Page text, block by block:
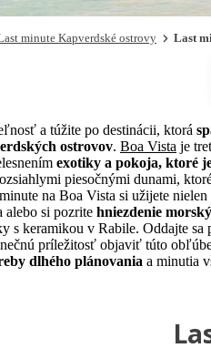
minute Kapverdské ostrovy Last
a túžite po destinácii, ktorá
ostrovov. Boa Vista je
exotiky a pokoja, ktoré
piesočnými dunami,
na Boa Vista si užijete nielen
alebo si pozrite hniezdenie
s keramikou v Rabile. Oddajte
príležitosť objaviť túto
dlhého plánovania a minutia